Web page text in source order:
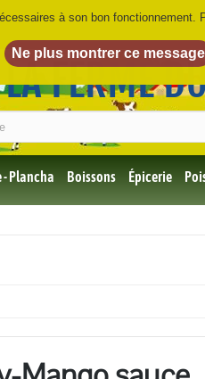
LA FERME
- Plancha Boissons Épicerie
à son bon fonctionnement.